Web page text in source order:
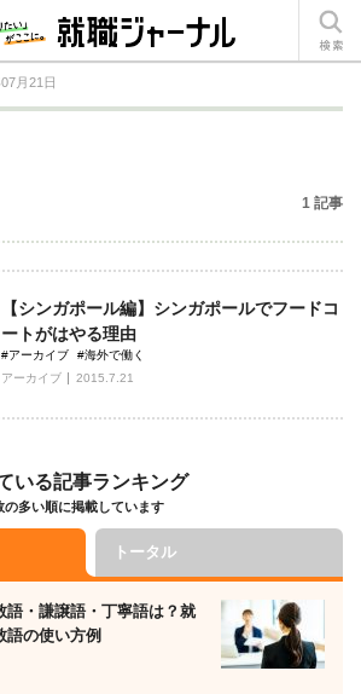
月21日
1 記事
【シンガポール編】シンガポールでフードコ
ートがはやる理由
#アーカイブ
#海外で働く
アーカイブ
2015.7.21
いる記事ランキング
多い順に掲載しています
トータル
語・謙譲語・丁寧語は？就
語の使い方例